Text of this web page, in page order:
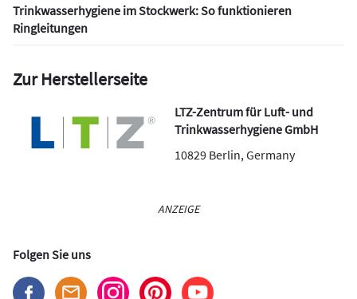
Trinkwasserhygiene im Stockwerk: So funktionieren
Ringleitungen
Zur Herstellerseite
LTZ-Zentrum für Luft- und
Trinkwasserhygiene GmbH
10829 Berlin,Germany
ANZEIGE
Folgen Sie uns